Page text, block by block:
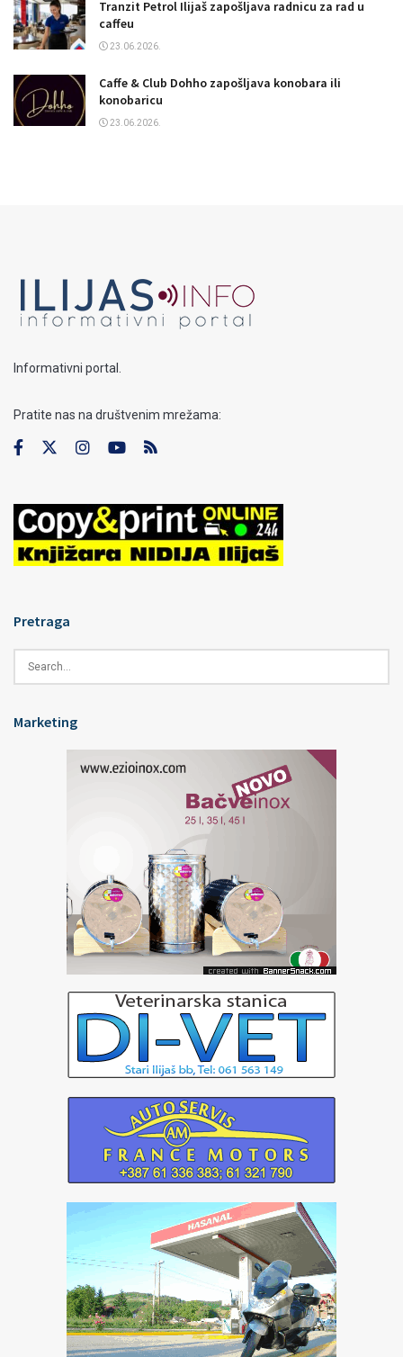
Tranzit Petrol Ilijaš zapošljava radnicu za rad u
caffeu
23.06.2026.
Caffe & Club Dohho zapošljava konobara ili
konobaricu
23.06.2026.
Informativni portal.
Pratite nas na društvenim mrežama:
Pretraga
Marketing